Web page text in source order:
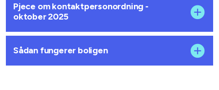
Pjece om kontaktpersonordning -
oktober 2025
Sådan fungerer boligen